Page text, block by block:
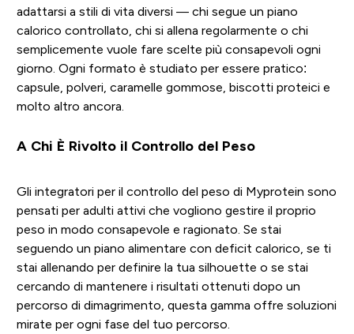
adattarsi a stili di vita diversi — chi segue un piano
calorico controllato, chi si allena regolarmente o chi
semplicemente vuole fare scelte più consapevoli ogni
giorno. Ogni formato è studiato per essere pratico:
capsule, polveri, caramelle gommose, biscotti proteici e
molto altro ancora.
A Chi È Rivolto il Controllo del Peso
Gli integratori per il controllo del peso di Myprotein sono
pensati per adulti attivi che vogliono gestire il proprio
peso in modo consapevole e ragionato. Se stai
seguendo un piano alimentare con deficit calorico, se ti
stai allenando per definire la tua silhouette o se stai
cercando di mantenere i risultati ottenuti dopo un
percorso di dimagrimento, questa gamma offre soluzioni
mirate per ogni fase del tuo percorso.